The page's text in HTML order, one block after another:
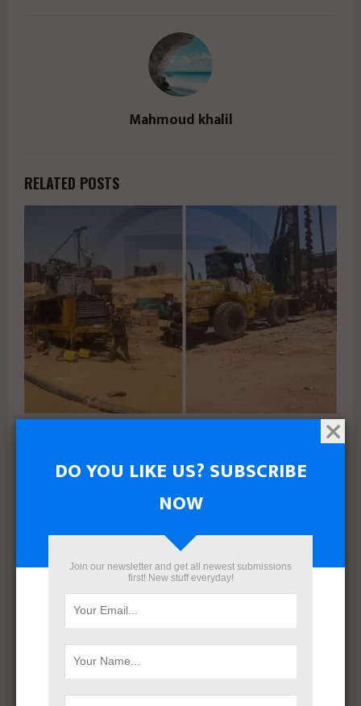
Mahmoud khalil
RELATED POSTS
DO YOU LIKE US? SUBSCRIBE
NOW
Join our newsletter and get all newest submissions
first! New stuff everyday!